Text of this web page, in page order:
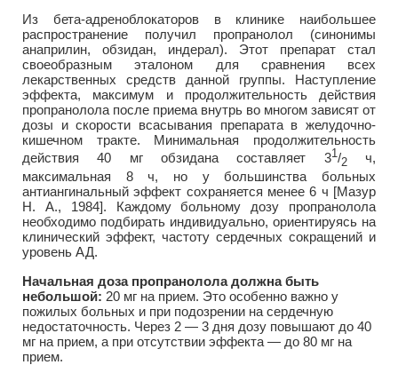
Из бета-адреноблокаторов в клинике наибольшее
распространение получил пропранолол (синонимы
анаприлин, обзидан, индерал). Этот препарат стал
своеобразным эталоном для сравнения всех
лекарственных средств данной группы. Наступление
эффекта, максимум и продолжительность действия
пропранолола после приема внутрь во многом зависят от
дозы и скорости всасывания препарата в желудочно-
кишечном тракте. Минимальная продолжительность
действия 40 мг обзидана составляет 31/2ч,
максимальная 8 ч, но у большинства больных
антиангинальный эффект сохраняется менее 6 ч [Мазур
Н. А., 1984]. Каждому больному дозу пропранолола
необходимо подбирать индивидуально, ориентируясь на
клинический эффект, частоту сердечных сокращений и
уровень АД.
Начальная доза пропранолола должна быть
небольшой: 20 мг на прием. Это особенно важно у
пожилых больных и при подозрении на сердечную
недостаточность. Через 2 — 3 дня дозу повышают до 40
мг на прием, а при отсутствии эффекта — до 80 мг на
прием.